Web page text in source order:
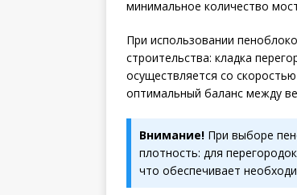
минимальное количество
При использовании
строительства: кладка
осуществляется со
оптимальный баланс между
Внимание! При выборе
плотность: для
что обеспечивает